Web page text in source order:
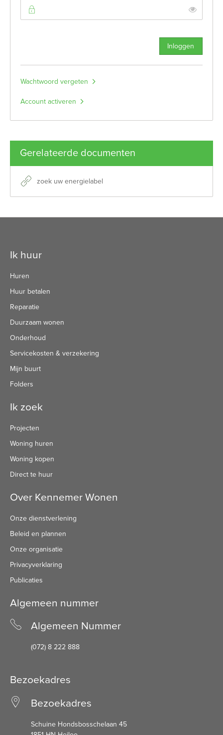
Inloggen
Wachtwoord vergeten
Account activeren
Gerelateerde documenten
zoek uw energielabel
Contactinformatie
Ik huur
Huren
Huur betalen
Reparatie
Duurzaam wonen
Onderhoud
Servicekosten & verzekering
Mijn buurt
Folders
Ik zoek
Projecten
Woning huren
Woning kopen
Direct te huur
Over Kennemer Wonen
Onze dienstverlening
Beleid en plannen
Onze organisatie
Privacyverklaring
Publicaties
Algemeen nummer
Algemeen Nummer
(072) 8 222 888
Bezoekadres
Bezoekadres
Schuine Hondsbosschelaan 45